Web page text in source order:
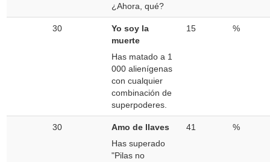
¿Ahora, qué?
30
Yo soy la
muerte
Has matado a 1
000 alienígenas
con cualquier
combinación de
superpoderes.
15 %
30
Amo de llaves
Has superado
"Pilas no
41 %